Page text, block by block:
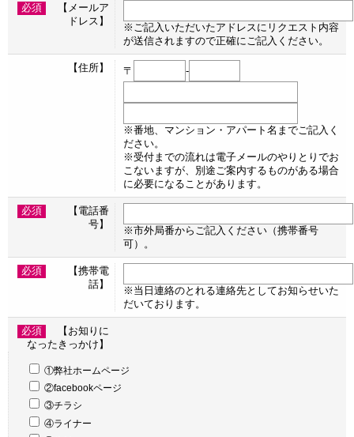
必須
【メールア
ドレス】
※ご記入いただいたアドレスにリクエスト内容
が送信されますので正確にご記入ください。
【住所】 〒 -
※番地、マンション・アパート名までご記入く
ださい。
※受付までの流れは電子メールのやりとりでお
こないますが、別途ご案内するものがある場合
に必要になることがあります。
必須
【電話番
号】
※市外局番からご記入ください（携帯番号
可）。
必須
【携帯電
話】
※当日連絡のとれる連絡先としてお知らせいた
だいております。
必須
【お知りに
なったきっかけ】
①弊社ホームページ
②facebookページ
③チラシ
④ライナー